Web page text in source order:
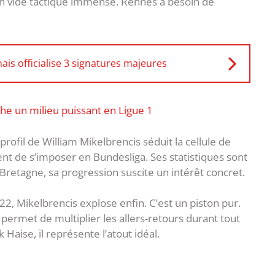
officialise 3 signatures majeures
un milieu puissant en Ligue 1
de William Mikelbrencis séduit la cellule de
de s’imposer en Bundesliga. Ses statistiques sont
sa progression suscite un intérêt concret.
Mikelbrencis explose enfin. C’est un piston pur.
de multiplier les allers-retours durant tout
il représente l’atout idéal.